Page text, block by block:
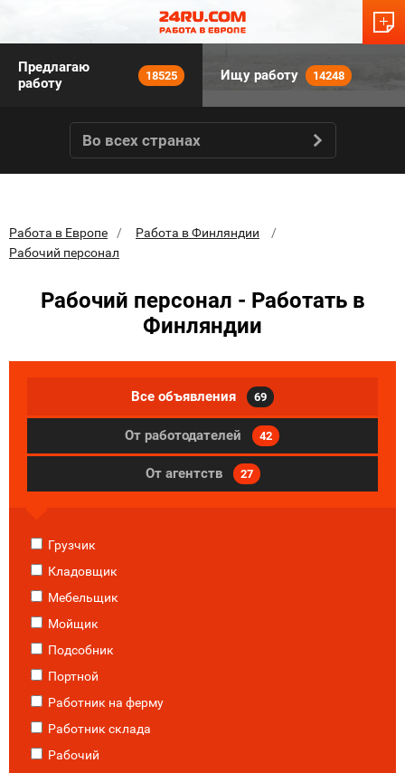
Предлагаю
работу
18525 Ищу работу 14248
Во всех странах
Работа в Европе
Работа в Финляндии
Рабочий персонал
Рабочий персонал - Работать в
Финляндии
Все объявления 69
От работодателей 42
От агентств 27
Грузчик
Кладовщик
Мебельщик
Мойщик
Подсобник
Портной
Работник на ферму
Работник склада
Рабочий